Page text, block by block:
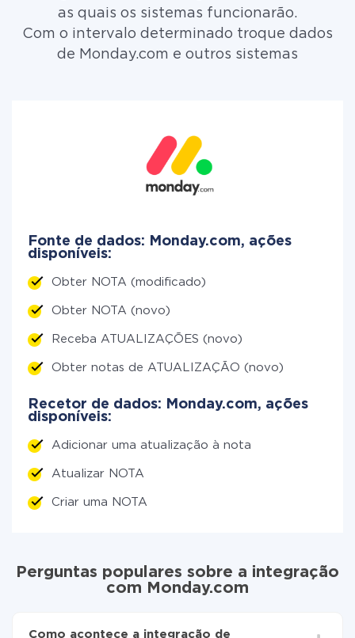
as quais os sistemas funcionarão.
Com o intervalo determinado troque dados
de Monday.com e outros sistemas
Fonte de dados: Monday.com, ações
disponíveis:
Obter NOTA (modificado)
Obter NOTA (novo)
Receba ATUALIZAÇÕES (novo)
Obter notas de ATUALIZAÇÃO (novo)
Recetor de dados: Monday.com, ações
disponíveis:
Adicionar uma atualização à nota
Atualizar NOTA
Criar uma NOTA
Perguntas populares sobre a integração
com Monday.com
Como acontece a integração de